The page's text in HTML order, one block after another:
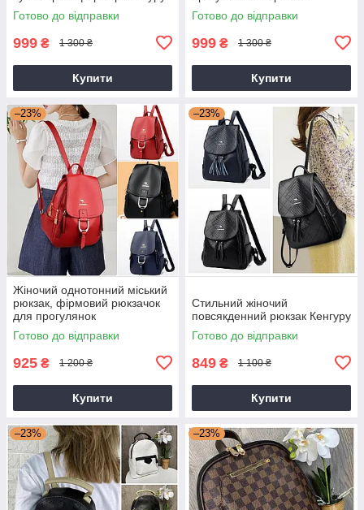
Готово до відправки
999 ₴ 1 300 ₴
Купити
Готово до відправки
999 ₴ 1 300 ₴
Купити
–23%
Жіночий однотонний міський
рюкзак, фірмовий рюкзачок
для прогулянок
Готово до відправки
925 ₴ 1 200 ₴
Купити
–23%
Стильний жіночий
повсякденний рюкзак Кенгуру
Готово до відправки
849 ₴ 1 100 ₴
Купити
–23% –23%